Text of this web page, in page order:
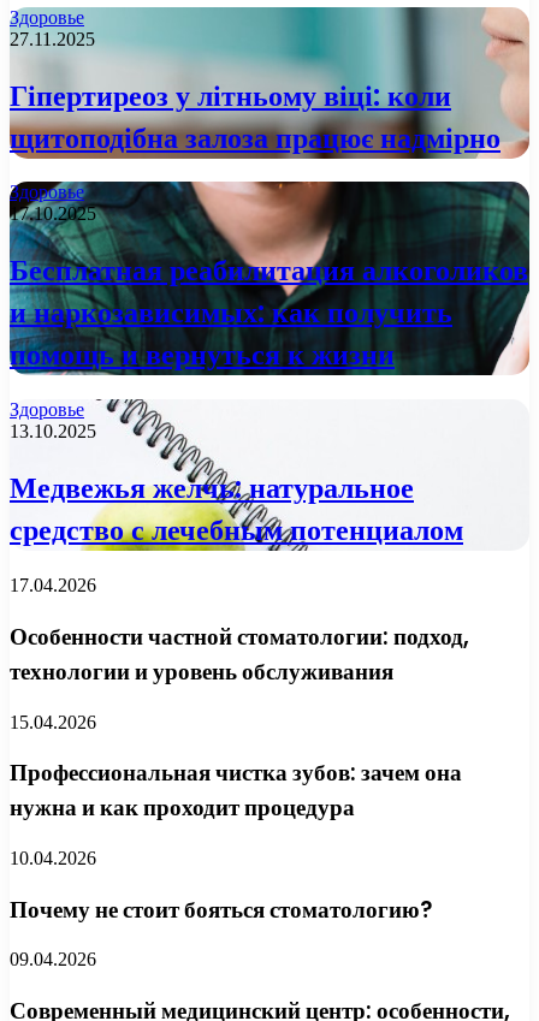
Здоровье
27.11.2025
Гіпертиреоз у літньому віці: коли
щитоподібна залоза працює надмірно
Здоровье
17.10.2025
Бесплатная реабилитация алкоголиков
и наркозависимых: как получить
помощь и вернуться к жизни
Здоровье
13.10.2025
Медвежья желчь: натуральное
средство с лечебным потенциалом
17.04.2026
Особенности частной стоматологии: подход,
технологии и уровень обслуживания
15.04.2026
Профессиональная чистка зубов: зачем она
нужна и как проходит процедура
10.04.2026
Почему не стоит бояться стоматологию?
09.04.2026
Современный медицинский центр: особенности,